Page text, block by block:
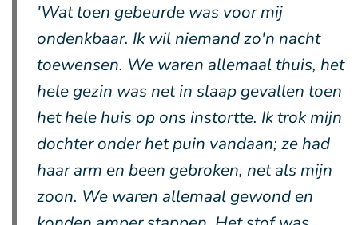
'Wat toen gebeurde was voor mij
ondenkbaar. Ik wil niemand zo'n nacht
toewensen. We waren allemaal thuis, het
hele gezin was net in slaap gevallen toen
het hele huis op ons instortte. Ik trok mijn
dochter onder het puin vandaan; ze had
haar arm en been gebroken, net als mijn
zoon. We waren allemaal gewond en